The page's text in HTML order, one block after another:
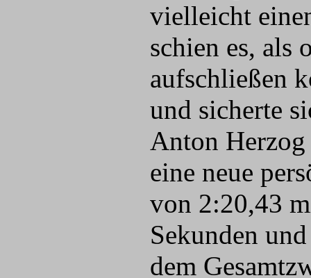
vielleicht
schien es, als
aufschließen
und sicherte
Anton
eine neue
von 2:20,43
Sekunden
dem